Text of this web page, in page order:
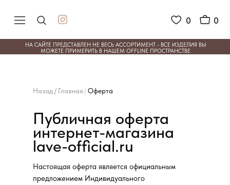
Публичная оферта
интернет-магазина
lave-official.ru
Назад / Главная /Оферта
Настоящая оферта является официальным
предложением Индивидуального